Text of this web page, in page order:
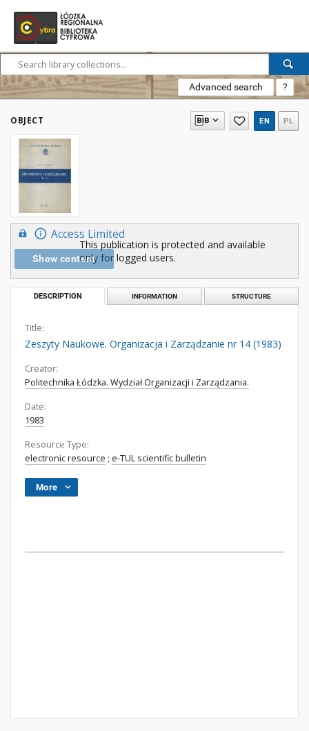
Advanced search ?
OBJECT EN PL
Access Limited
Show content
This publication is protected and available
only for logged users.
DESCRIPTION INFORMATION STRUCTURE
Title:
Zeszyty Naukowe. Organizacja i Zarządzanie nr 14 (1983)
Creator:
Politechnika Łódzka. Wydział Organizacji i Zarządzania.
Date:
1983
Resource Type:
electronic resource ; e-TUL scientific bulletin
More